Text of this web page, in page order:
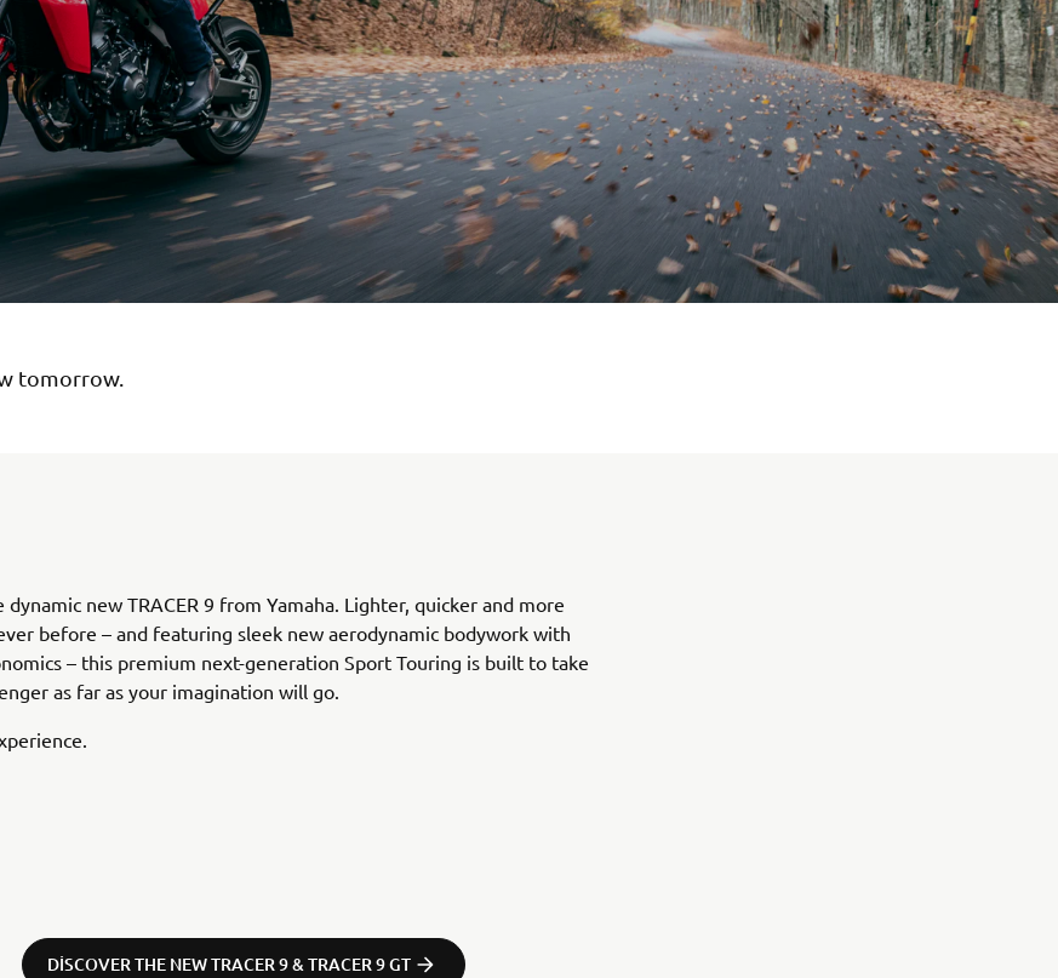
tomorrow.
new TRACER 9 from Yamaha. Lighter, quicker and more
before – and featuring sleek new aerodynamic bodywork with
– this premium next-generation Sport Touring is built to take
as far as your imagination will go.
DISCOVER THE NEW TRACER 9 & TRACER 9 GT